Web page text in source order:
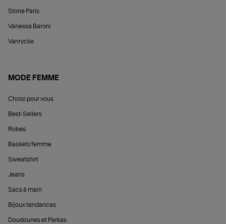
Stone Paris
Vanessa Baroni
Vanrycke
MODE FEMME
Choisi pour vous
Best-Sellers
Robes
Baskets femme
Sweatshirt
Jeans
Sacs à main
Bijoux tendances
Doudounes et Parkas